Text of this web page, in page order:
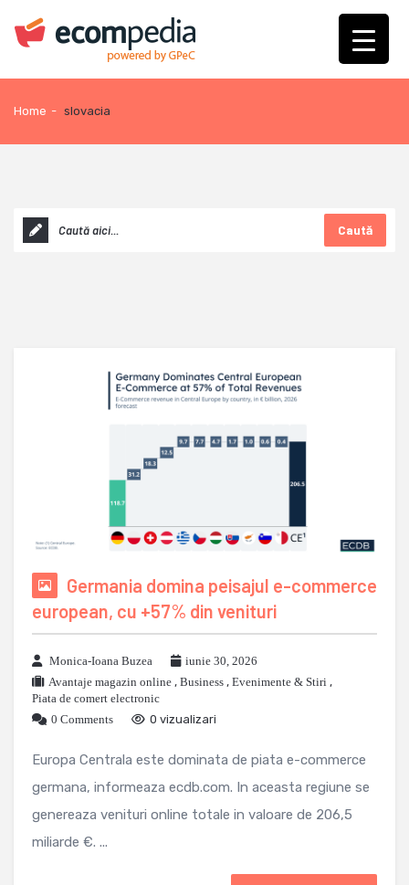
Home - slovacia
Caută
Germania domina peisajul e-commerce
european, cu +57% din venituri
Monica-Ioana Buzea
iunie 30, 2026
Avantaje magazin online , Business , Evenimente & Stiri ,
Piata de comert electronic
0 Comments
0 vizualizari
Europa Centrala este dominata de piata e-commerce
germana, informeaza ecdb.com. In aceasta regiune se
genereaza venituri online totale in valoare de 206,5
miliarde €. ...